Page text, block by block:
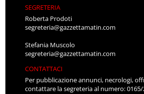
SEGRETERIA
Roberta Prodoti
segreteria@gazzettamatin.com
Stefania Muscolo
segreteria@gazzettamatin.com
CONTATTACI
Per pubblicazione annunci, necrologi,
contattare la segreteria al numero: 0165/